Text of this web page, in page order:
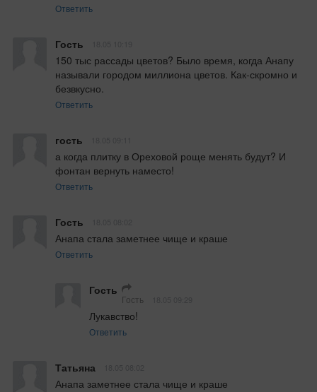
Ответить
Гость
150 тыс рассады цветов? Было время, когда Анапу
называли городом миллиона цветов. Как-скромно и
безвкусно.
Ответить
гость
а когда плитку в Ореховой роще менять будут? И
фонтан вернуть наместо!
Ответить
Гость
Анапа стала заметнее чище и краше
Ответить
Гость
Гость
Лукавство!
Ответить
Татьяна
Анапа заметнее стала чище и краше